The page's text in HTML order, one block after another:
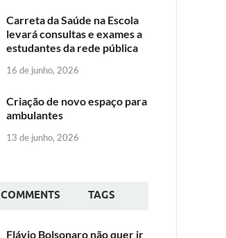
Carreta da Saúde na Escola
levará consultas e exames a
estudantes da rede pública
16 de junho, 2026
Criação de novo espaço para
ambulantes
13 de junho, 2026
COMMENTS TAGS
Flávio Bolsonaro não quer ir